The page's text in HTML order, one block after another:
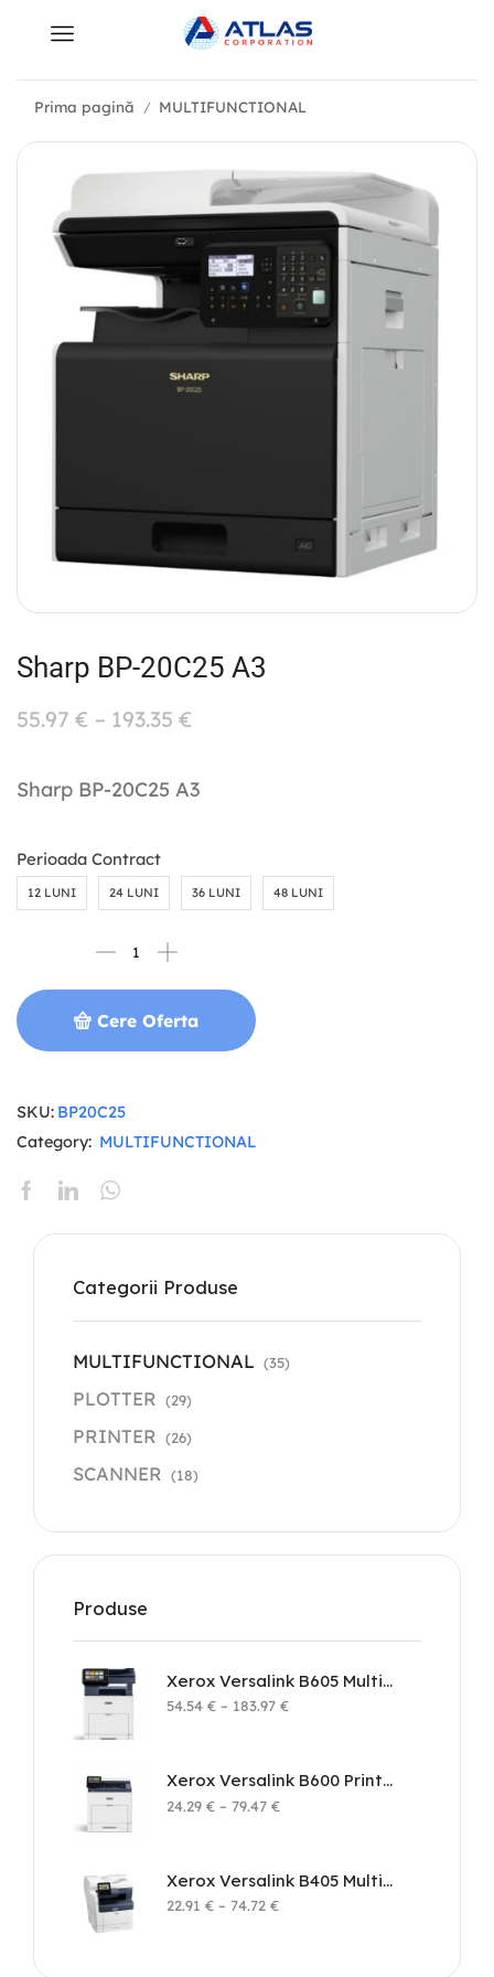
Prima pagină / MULTIFUNCTIONAL
Sharp BP-20C25 A3
55.97 € – 193.35 €
Sharp BP-20C25 A3
Perioada Contract
12 LUNI 24 LUNI 36 LUNI 48 LUNI
Cere Oferta
SKU: BP20C25
Category: MULTIFUNCTIONAL
Categorii Produse
MULTIFUNCTIONAL (35)
PLOTTER (29)
PRINTER (26)
SCANNER (18)
Produse
Xerox Versalink B605 Multifunction Printer
54.54 € – 183.97 €
Xerox Versalink B600 Printer
24.29 € – 79.47 €
Xerox Versalink B405 Multifunction Printer
22.91 € – 74.72 €